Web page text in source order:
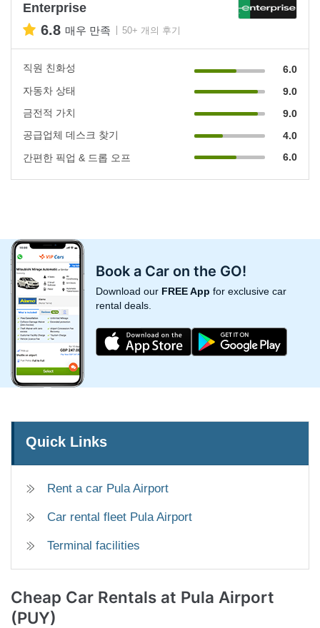
Enterprise
6.8 매우 만족 50+ 개의 후기
직원 친화성
6.0
자동차 상태
9.0
금전적 가치
9.0
공급업체 데스크 찾기
4.0
간편한 픽업 & 드롭 오프
6.0
Book a Car on the GO!
Download our FREE App for exclusive car
rental deals.
Quick Links
Rent a car Pula Airport
Car rental fleet Pula Airport
Terminal facilities
Cheap Car Rentals at Pula Airport
(PUY)